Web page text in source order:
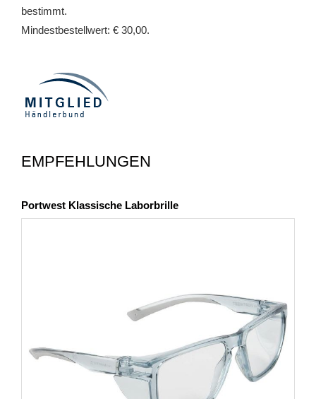
bestimmt.
Mindestbestellwert: € 30,00.
EMPFEHLUNGEN
Portwest Klassische Laborbrille